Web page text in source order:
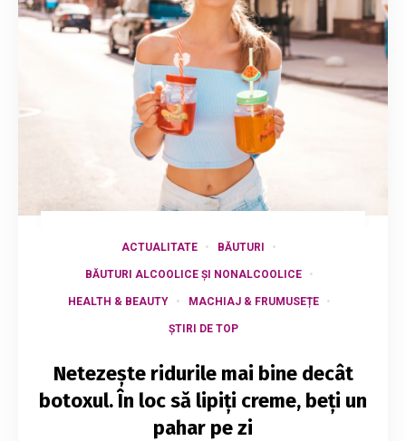
ACTUALITATE BĂUTURI
BĂUTURI ALCOOLICE ȘI NONALCOOLICE
HEALTH & BEAUTY MACHIAJ & FRUMUSEȚE
ȘTIRI DE TOP
Netezește ridurile mai bine decât
botoxul. În loc să lipiți creme, beți un
pahar pe zi